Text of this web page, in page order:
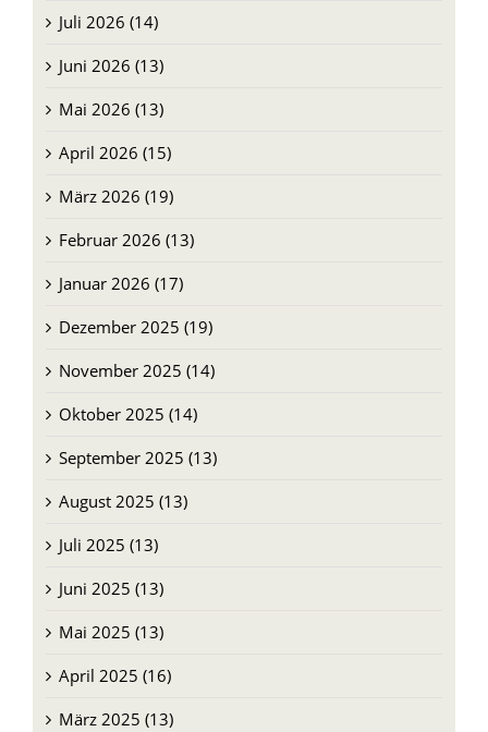
Juli 2026 (14)
Juni 2026 (13)
Mai 2026 (13)
April 2026 (15)
März 2026 (19)
Februar 2026 (13)
Januar 2026 (17)
Dezember 2025 (19)
November 2025 (14)
Oktober 2025 (14)
September 2025 (13)
August 2025 (13)
Juli 2025 (13)
Juni 2025 (13)
Mai 2025 (13)
April 2025 (16)
März 2025 (13)